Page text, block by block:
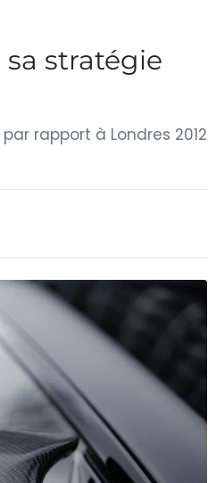
sa stratégie
rapport à Londres 2012